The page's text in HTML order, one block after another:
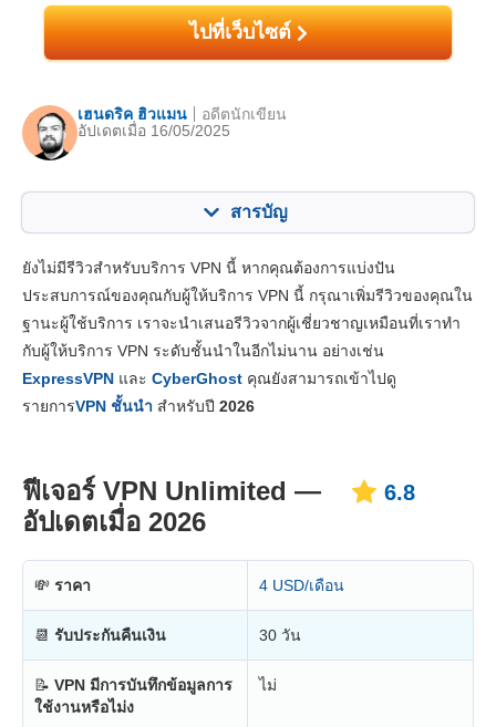
ไปที่เว็บไซต์
เฮนดริค ฮิวแมน
อัปเดตเมื่อ 16/05/2025
อดีตนักเขียน
สารบัญ
คุณสมบัติหลัก 6.8
แอปและการติดตั้ง 8.7
ราคา
ความเสถียร & การช่วยเหลือ 7.3
ยังไม่มีรีวิวสำหรับบริการ VPN นี้ หากคุณต้องการแบ่งปัน
ประสบการณ์ของคุณกับผู้ให้บริการ VPN นี้ กรุณาเพิ่มรีวิวของคุณใน
ฐานะผู้ใช้บริการ เราจะนำเสนอรีวิวจากผู้เชี่ยวชาญเหมือนที่เราทำ
กับผู้ให้บริการ VPN ระดับชั้นนำในอีกไม่นาน อย่างเช่น
ExpressVPN และ CyberGhost คุณยังสามารถเข้าไปดู
รายการVPN ชั้นนำ สำหรับปี 2026
ฟีเจอร์ VPN Unlimited —
อัปเดตเมื่อ 2026
6.8
💸 ราคา 4 USD/เดือน
📆 รับประกันคืนเงิน 30 วัน
📝 VPN มีการบันทึกข้อมูลการ
ใช้งานหรือไม่ง
ไม่